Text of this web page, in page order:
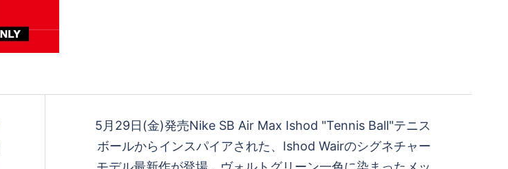
5月29日(金)発売Nike SB Air Max Ishod "Tennis Ball"テニス
ボールからインスパイアされた、Ishod Wairのシグネチャー